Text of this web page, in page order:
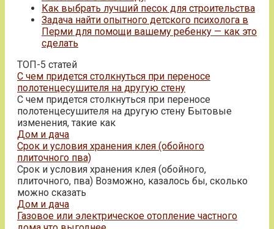
Как выбрать лучший песок для строительства
Задача найти опытного детского психолога в
Перми для помощи вашему ребенку — как это
сделать
ТОП-5 статей
С чем придется столкнуться при переносе
полотенцесушителя на другую стену
С чем придется столкнуться при переносе
полотенцесушителя на другую стену Бытовые
изменения, такие как
Дом и дача
Срок и условия хранения клея (обойного
плиточного пва)
Срок и условия хранения клея (обойного,
плиточного, пва) Возможно, казалось бы, сколько
можно сказать
Дом и дача
Газовое или электрическое отопление частного